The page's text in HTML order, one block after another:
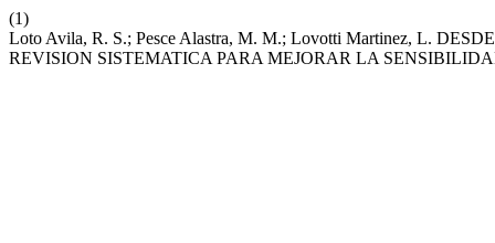
(1)
Loto Avila, R. S.; Pesce Alastra, M. M.; Lovotti Martinez, L.
REVISION SISTEMATICA PARA MEJORAR LA